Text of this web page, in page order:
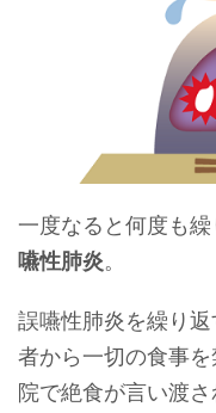
一度なると何度も繰
嚥性肺炎。
誤嚥性肺炎を繰り
者から一切の食事
院で絶食が言い渡